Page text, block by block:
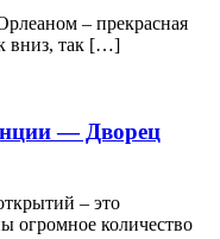
– прекрасная
вниз, так […]
— Дворец
– это
огромное количество